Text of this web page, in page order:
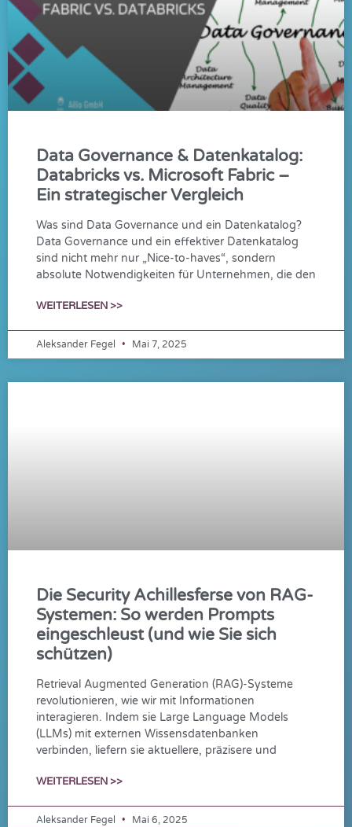
Data Governance & Datenkatalog:
Databricks vs. Microsoft Fabric –
Ein strategischer Vergleich
Was sind Data Governance und ein Datenkatalog?
Data Governance und ein effektiver Datenkatalog
sind nicht mehr nur „Nice-to-haves“, sondern
absolute Notwendigkeiten für Unternehmen, die den
WEITERLESEN >>
Aleksander Fegel Mai 7, 2025
Die Security Achillesferse von RAG-
Systemen: So werden Prompts
eingeschleust (und wie Sie sich
schützen)
Retrieval Augmented Generation (RAG)-Systeme
revolutionieren, wie wir mit Informationen
interagieren. Indem sie Large Language Models
(LLMs) mit externen Wissensdatenbanken
verbinden, liefern sie aktuellere, präzisere und
WEITERLESEN >>
Aleksander Fegel Mai 6, 2025